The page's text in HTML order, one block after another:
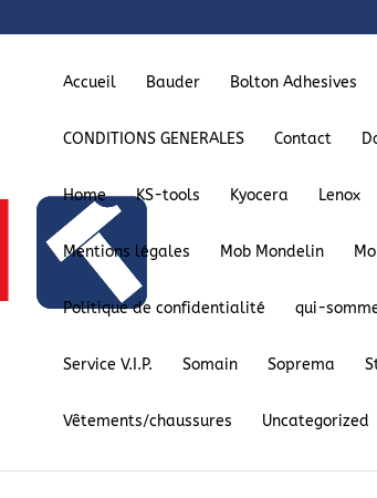
Accueil Bauder Bolton Adhesives
CONDITIONS GENERALES Contact
Home KS-tools Kyocera Lenox
Mentions légales Mob Mondelin
Politique de confidentialité qui-
Service V.I.P. Somain Soprema
Vêtements/chaussures Uncategorized
(RGPD) ce qu’il